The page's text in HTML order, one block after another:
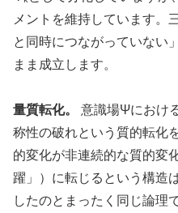
メントを維持しています。
と同時につながっていない
まま成立します。
量質転化。
意識場Ψにおけ
称性の破れという質的転化
的変化が非連続的な質的変
躍」）に転じるという構造
したのとまったく同じ論理